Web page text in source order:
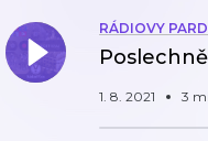
RÁDIOVY
1. 8. 2021 3